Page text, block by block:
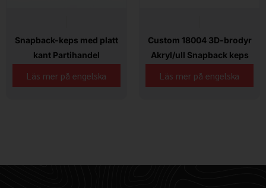
Snapback-keps med platt
kant Partihandel
Läs mer på engelska
Custom 18004 3D-brodyr
Akryl/ull Snapback keps
Läs mer på engelska